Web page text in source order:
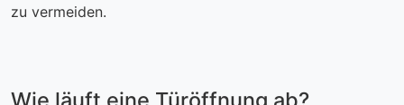
zu vermeiden.